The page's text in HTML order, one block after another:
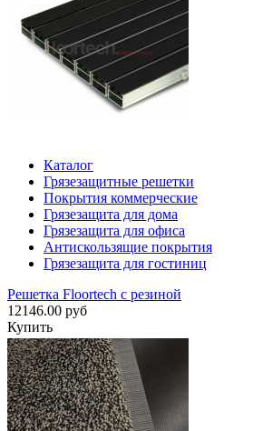
Каталог
Грязезащитные решетки
Покрытия коммерческие
Грязезащита для дома
Грязезащита для офиса
Антискользящие покрытия
Грязезащита для гостиниц
Решетка Floortech с резиной
12146.00 руб
Купить